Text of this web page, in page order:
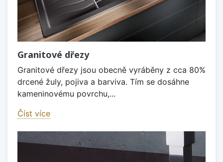
Granitové dřezy
Granitové dřezy jsou obecně vyráběny z cca 80%
drcené žuly, pojiva a barviva. Tím se dosáhne
kameninovému povrchu,...
Číst více